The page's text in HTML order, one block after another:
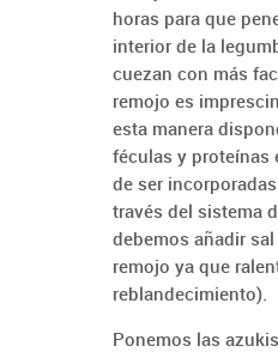
horas para que
interior de la
cuezan con más
remojo es
esta manera
féculas y proteínas
de ser
través del sistema
debemos añadir
remojo ya que
reblandecimiento).
Ponemos las